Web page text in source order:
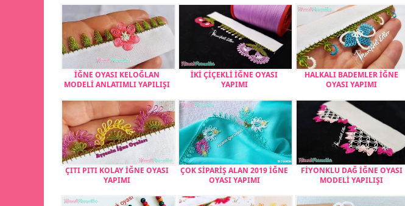
İĞNE OYASI KELOĞLAN
MODELİ ANLATIMLI YAPILIŞI
İKİ ÇİÇEKLİ İĞNE OYASI
YAPIMI
HALKALI BADEMLER İĞNE
OYASI YAPIMI
ÇITI PITI KOLAY İĞNE OYASI
YAPIMI
ÇOK SİPARİŞ ALAN 2019 İĞNE
OYASI YAPIMI
FİYONKLU DAĞ İĞNE OYASI
MODELİ YAPILIŞI